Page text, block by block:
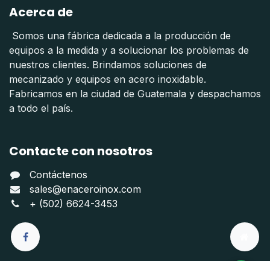
Acerca de
Somos una fábrica dedicada a la producción de
equipos a la medida y a solucionar los problemas de
nuestros clientes. Brindamos soluciones de
mecanizado y equipos en acero inoxidable.
Fabricamos en la ciudad de Guatemala y despachamos
a todo el país.
Contacte con nosotros
Contáctenos
sales@enaceroinox.com
+ (502) 6624-3453